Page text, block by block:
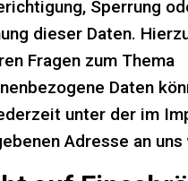
Sperrung
dieser Daten.
Fragen zum Thema
Daten
unter der im
Adresse an uns